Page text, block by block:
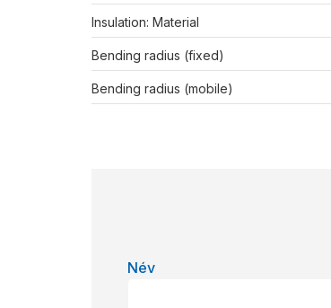
Insulation: Material
Bending radius (fixed)
Bending radius (mobile)
Név